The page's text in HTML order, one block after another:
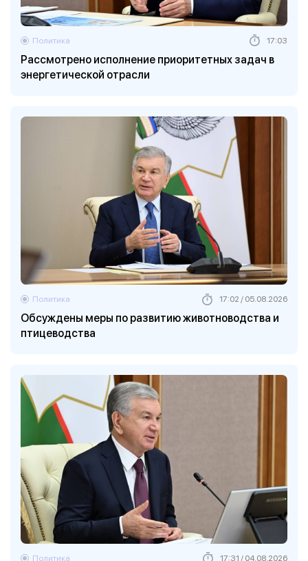
Рассмотрено исполнение приоритетных задач в
энергетической отрасли
Политика 17:03
Обсуждены меры по развитию животноводства и
птицеводства
Политика 17:02 / 05.08.2026
Политика 17:31 / 04.08.2026